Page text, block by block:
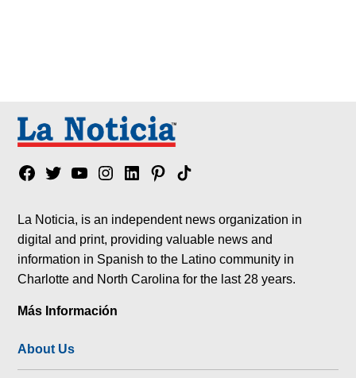
Facebook
TwitterYouTubeInstagram
LinkedinPinterest
Tik
La Noticia, is an independent news organization in
digital and print, providing valuable news and
information in Spanish to the Latino community in
Charlotte and North Carolina for the last 28 years.
Más Información
About Us